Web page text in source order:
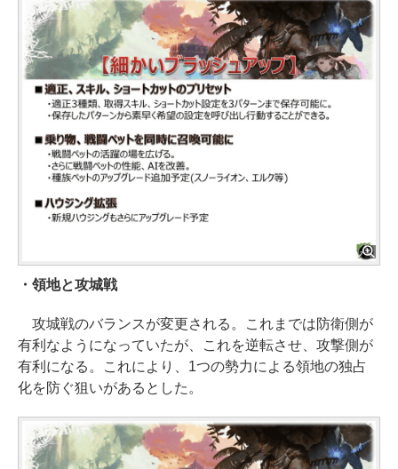
・領地と攻城戦
攻城戦のバランスが変更される。これまでは防衛側が
有利なようになっていたが、これを逆転させ、攻撃側が
有利になる。これにより、1つの勢力による領地の独占
化を防ぐ狙いがあるとした。